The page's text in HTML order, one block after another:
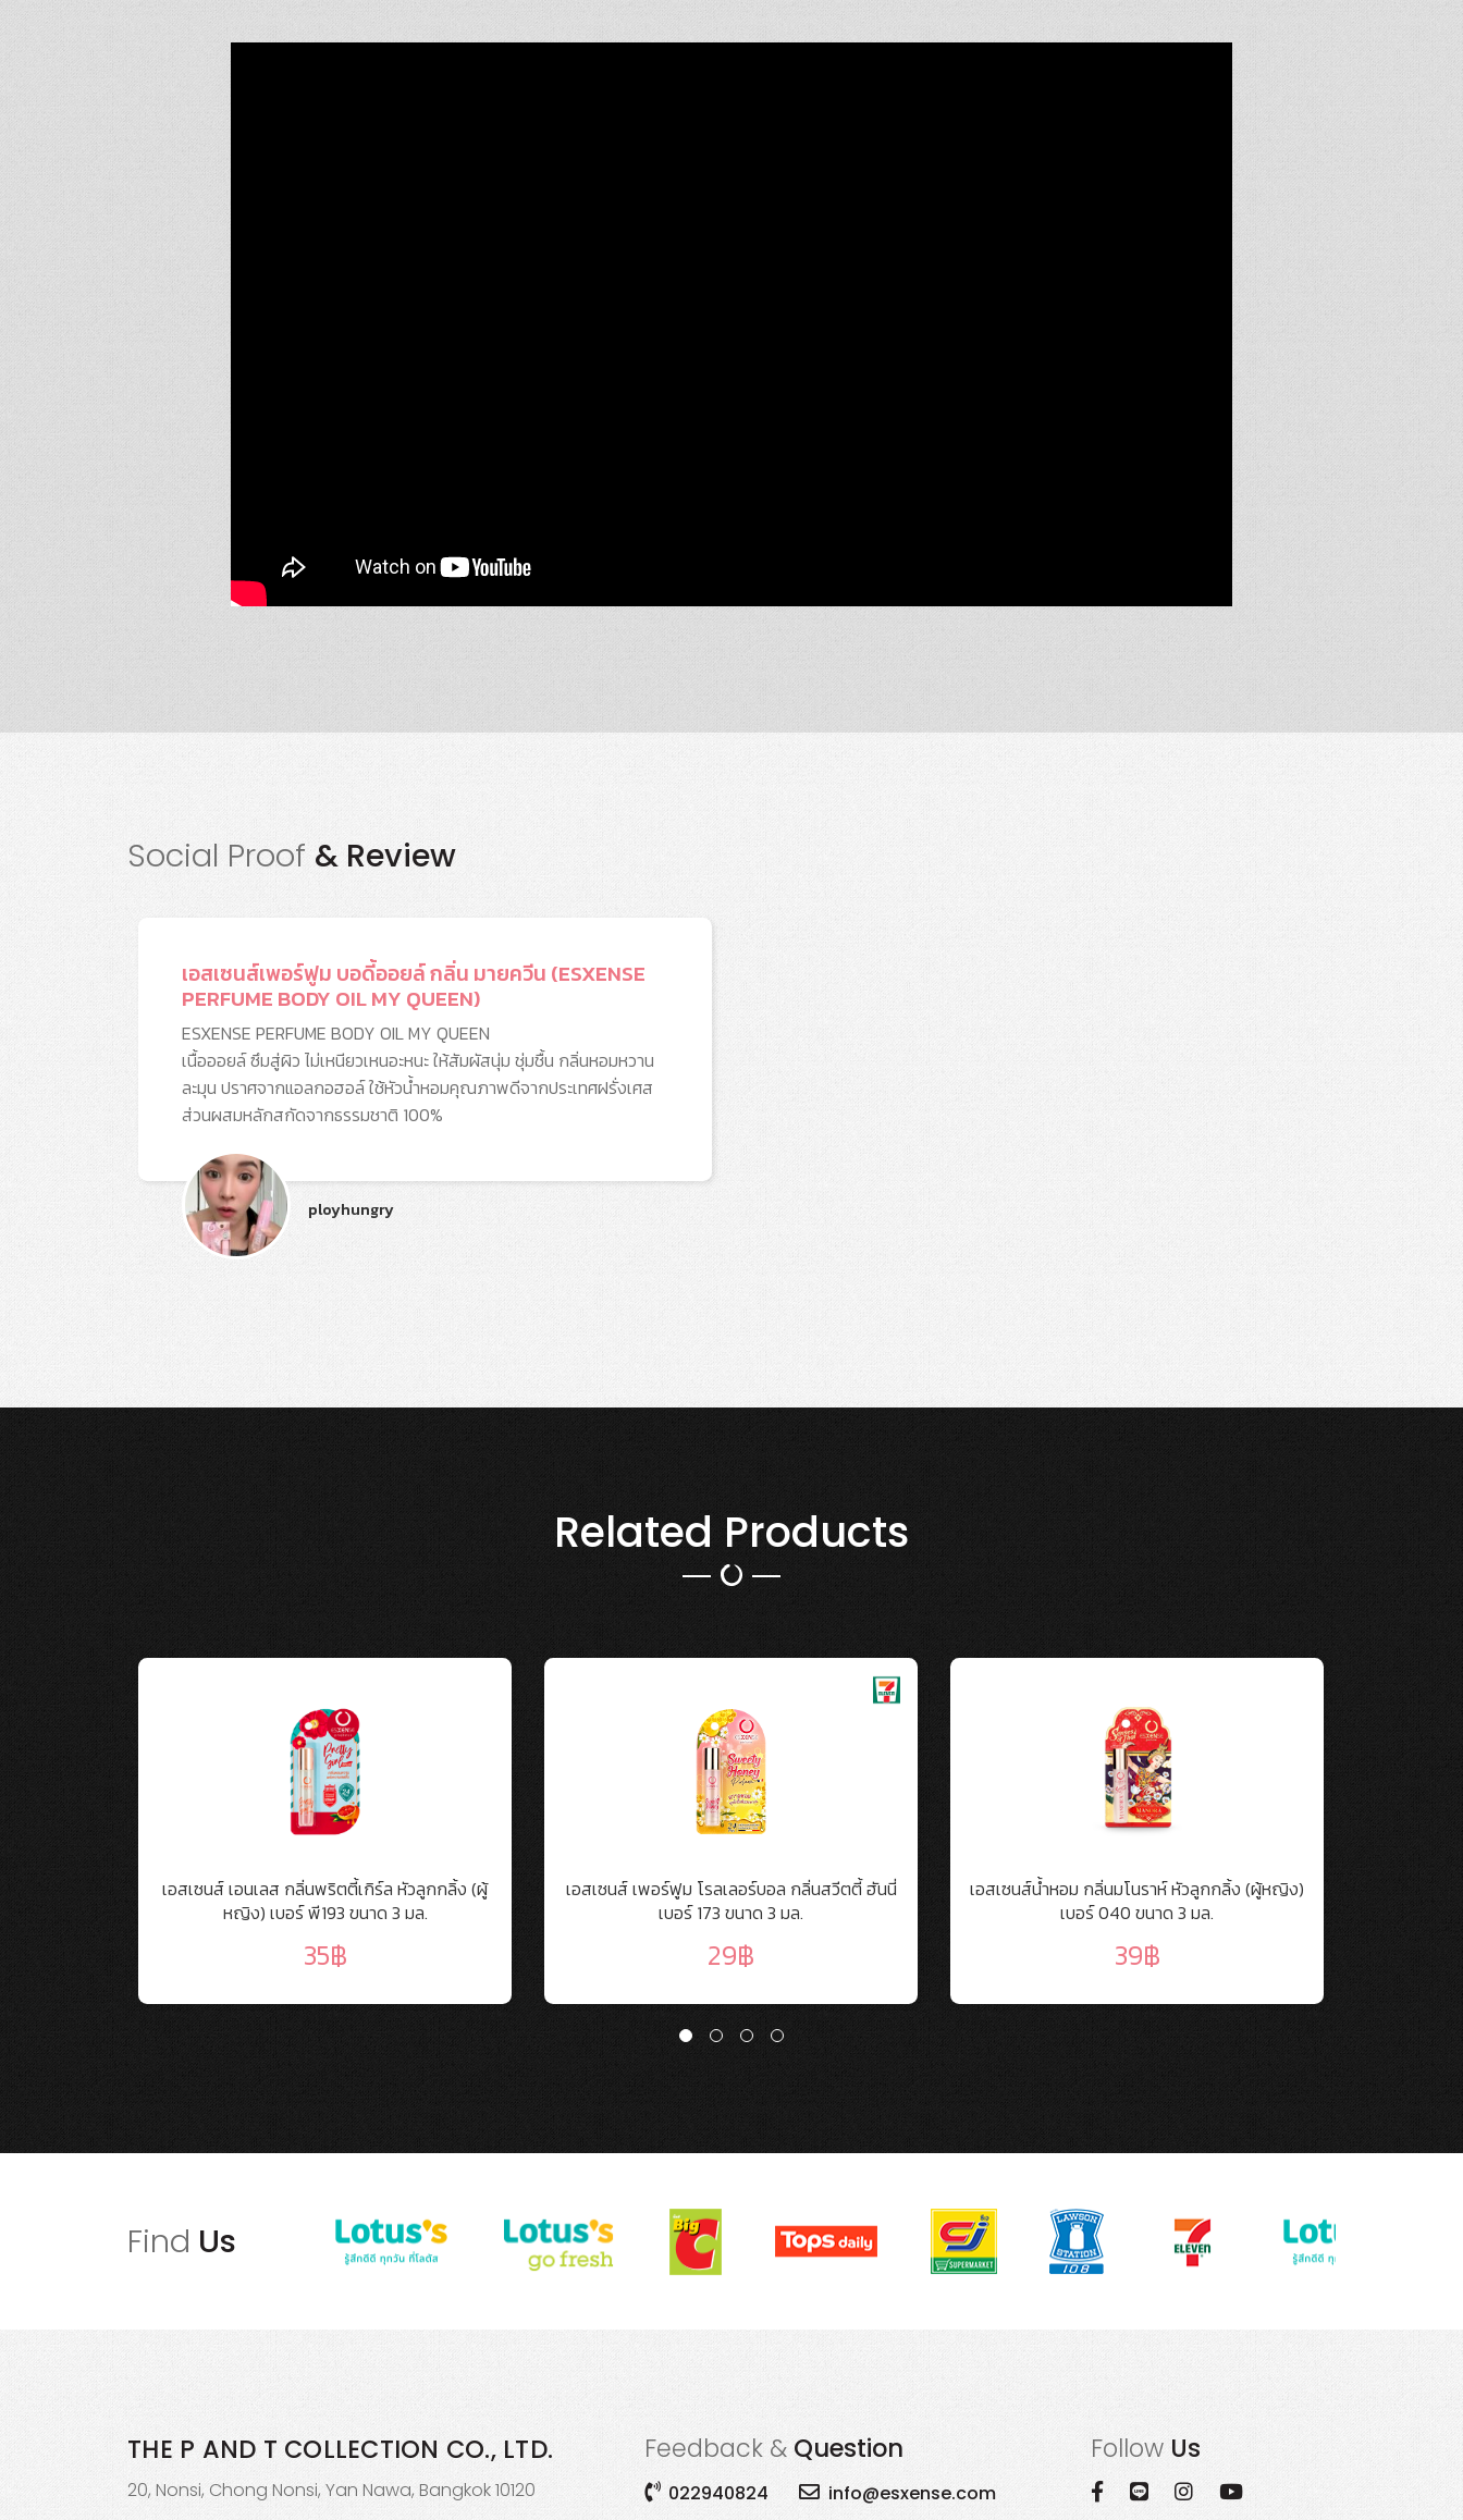
Social Proof & Review
เอสเซนส์เพอร์ฟูม บอดี้ออยล์ กลิ่น มายควีน (ESXENSE
PERFUME BODY OIL MY QUEEN)
ESXENSE PERFUME BODY OIL MY QUEEN
เนื้อออยล์ ซึมสู่ผิว ไม่เหนียวเหนอะหนะ ให้สัมผัสนุ่ม ชุ่มชื้น กลิ่นหอมหวาน
ละมุน ปราศจากแอลกอฮอล์ ใช้หัวน้ำหอมคุณภาพดีจากประเทศฝรั่งเศส
ส่วนผสมหลักสกัดจากธรรมชาติ 100%
ployhungry
Related Products
เอสเซนส์ เอนเลส กลิ่นพริตตี้เกิร์ล หัวลูกกลิ้ง (ผู้
หญิง) เบอร์ พี193 ขนาด 3 มล.
35
เอสเซนส์ เพอร์ฟูม โรลเลอร์บอล กลิ่นสวีตตี้ ฮันนี่
เบอร์ 173 ขนาด 3 มล.
29
เอสเซนส์น้ำหอม กลิ่นมโนราห์ หัวลูกกลิ้ง (ผู้หญิง)
เบอร์ 040 ขนาด 3 มล.
39
Find Us
THE P AND T COLLECTION CO., LTD.
20, Nonsi, Chong Nonsi, Yan Nawa, Bangkok 10120
Feedback &Question
022940824 info@esxense.com
Follow Us